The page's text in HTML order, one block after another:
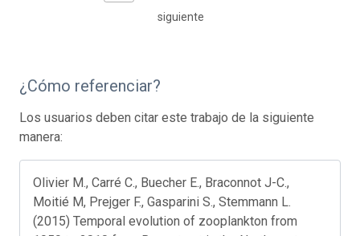
siguiente
¿Cómo referenciar?
Los usuarios deben citar este trabajo de la siguiente
manera:
Olivier M., Carré C., Buecher E., Braconnot J-C.,
Moitié M, Prejger F., Gasparini S., Stemmann L.
(2015) Temporal evolution of zooplankton from